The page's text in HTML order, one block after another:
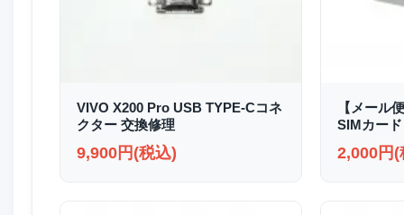
VIVO X200 Pro USB TYPE-Cコネ
クター 交換修理
9,900円(税込)
【メール
SIMカー
2,000円(